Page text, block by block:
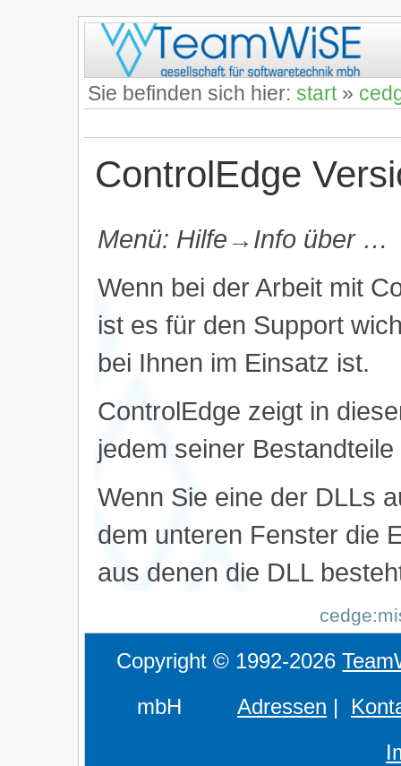
Sie befinden sich hier: start»
ControlEdge
Menü: Hilfe→Info über …
Wenn bei der Arbeit mit
ist es für den Support
bei Ihnen im Einsatz ist.
ControlEdge zeigt in
jedem seiner
Wenn Sie eine der DLLs
dem unteren Fenster die
aus denen die DLL
Copyright © 1992-2026
mbH Adressen |